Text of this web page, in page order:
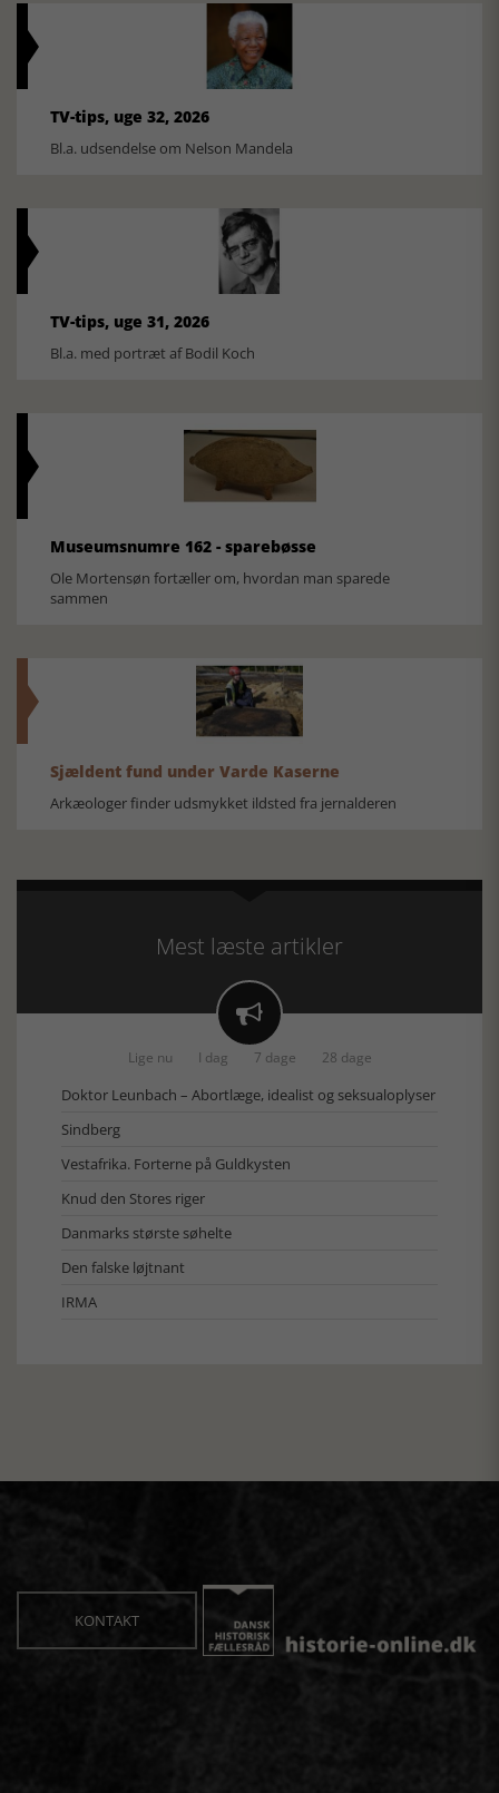
TV-tips, uge 32, 2026
Bl.a. udsendelse om Nelson Mandela
TV-tips, uge 31, 2026
Bl.a. med portræt af Bodil Koch
Museumsnumre 162 - sparebøsse
Ole Mortensøn fortæller om, hvordan man sparede
sammen
Sjældent fund under Varde Kaserne
Arkæologer finder udsmykket ildsted fra jernalderen
Mest læste artikler

Lige nu I dag 7 dage 28 dage
Doktor Leunbach – Abortlæge, idealist og seksualoplyser
Sindberg
Vestafrika. Forterne på Guldkysten
Knud den Stores riger
Danmarks største søhelte
Den falske løjtnant
IRMA
KONTAKT